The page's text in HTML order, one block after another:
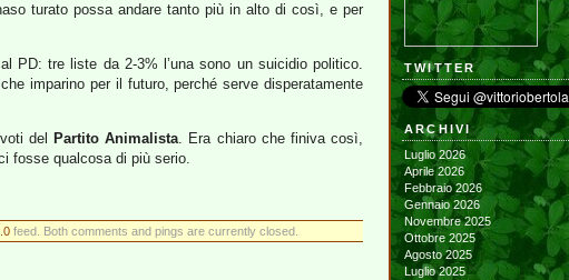
turato possa andare tanto più in alto di così, e per
PD: tre liste da 2-3% l’una sono un suicidio politico.
imparino per il futuro, perché serve disperatamente
del Partito Animalista. Era chiaro che finiva così,
fosse qualcosa di più serio.
feed. Both comments and pings are currently closed.
TWITTER
ARCHIVI
Luglio 2026
Aprile 2026
Febbraio 2026
Gennaio 2026
Novembre 2025
Ottobre 2025
Agosto 2025
Luglio 2025